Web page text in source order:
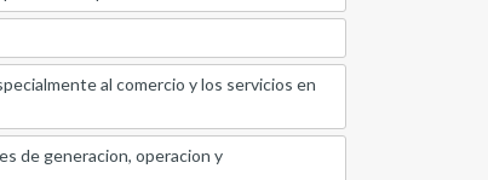
al comercio y los servicios en
de generacion, operacion y